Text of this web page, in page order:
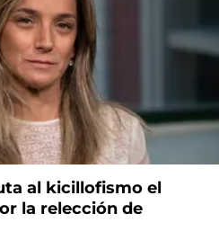
al kicillofismo el
la relección de